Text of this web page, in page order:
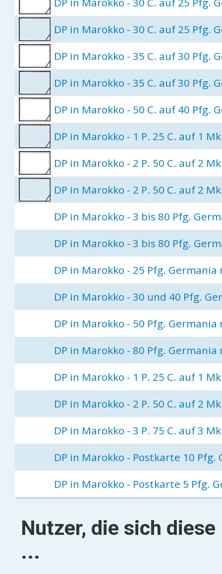
DP in Marokko - 30 C. auf 25 Pfg.
DP in Marokko - 35 C. auf 30 Pfg.
DP in Marokko - 35 C. auf 30 Pfg.
DP in Marokko - 50 C. auf 40 Pfg.
DP in Marokko - 1 P. 25 C. auf 1
DP in Marokko - 2 P. 50 C. auf 2
DP in Marokko - 2 P. 50 C. auf 2
DP in Marokko - 3 bis 80 Pfg.
DP in Marokko - 3 bis 80 Pfg.
DP in Marokko - 25 Pfg.
DP in Marokko - 30 und 40 Pfg.
DP in Marokko - 50 Pfg.
DP in Marokko - 80 Pfg.
DP in Marokko - 1 P. 25 C. auf 1
DP in Marokko - 2 P. 50 C. auf 2
DP in Marokko - 3 P. 75 C. auf 3
DP in Marokko - Postkarte 10 Pfg.
DP in Marokko - Postkarte 5 Pfg.
Nutzer, die sich
...